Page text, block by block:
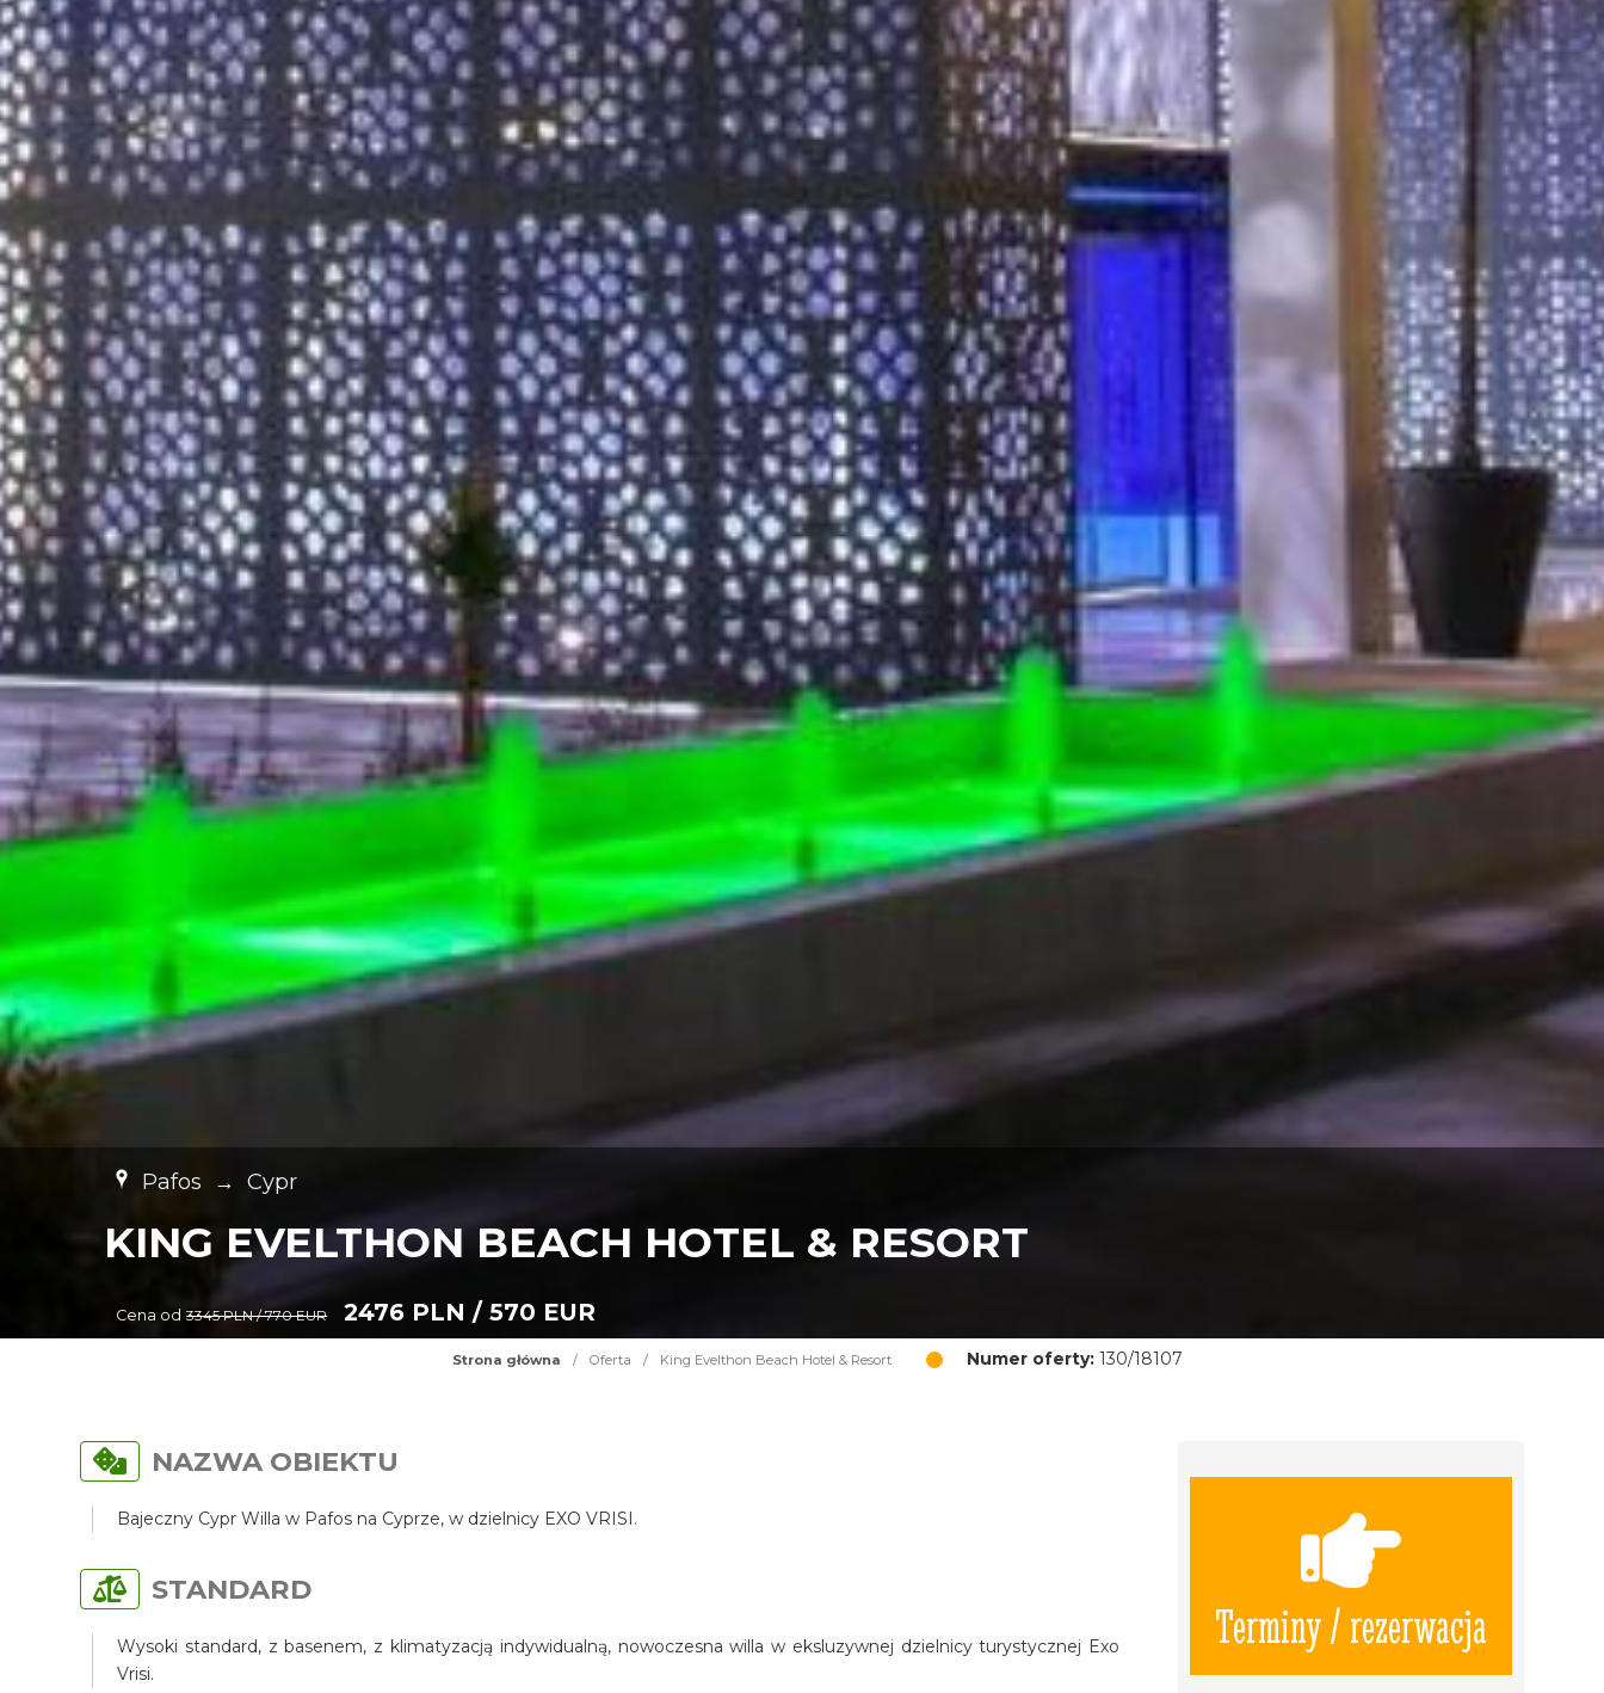
Pafos → Cypr
KING EVELTHON BEACH HOTEL & RESORT
Cena od 3345 PLN / 770 EUR 2476 PLN / 570 EUR
Strona główna / Oferta / King Evelthon Beach Hotel & Resort Numer oferty:130/18107
Terminy / rezerwacja
NAZWA OBIEKTU
Bajeczny Cypr Willa w Pafos na Cyprze, w dzielnicy EXO VRISI.
STANDARD
Wysoki standard, z basenem, z klimatyzacją indywidualną, nowoczesna willa w eksluzywnej dzielnicy turystycznej Exo
Vrisi.